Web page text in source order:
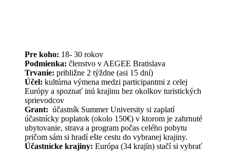
Pre koho: 18- 30 rokov
Podmienka: členstvo v AEGEE Bratislava
Trvanie: približne 2 týždne (asi 15 dní)
Účel: kultúrna výmena medzi participantmi z celej
Európy a spoznať inú krajinu bez okolkov turistických
sprievodcov
Grant: účastník Summer University si zaplatí
účastnícky poplatok (okolo 150€) v ktorom je zahrnuté
ubytovanie, strava a program počas celého pobytu
pričom sám si hradí ešte cestu do vybranej krajiny.
Účastnícke krajiny: Európa (34 krajín) stačí si vybrať